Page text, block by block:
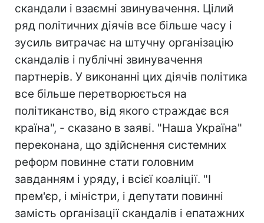
скандали і взаємні звинувачення. Цілий
ряд політичних діячів все більше часу і
зусиль витрачає на штучну організацію
скандалів і публічні звинувачення
партнерів. У виконанні цих діячів політика
все більше перетворюється на
політиканство, від якого страждає вся
країна", - сказано в заяві. "Наша Україна"
переконана, що здійснення системних
реформ повинне стати головним
завданням і уряду, і всієї коаліції. "І
прем'єр, і міністри, і депутати повинні
замість організації скандалів і епатажних